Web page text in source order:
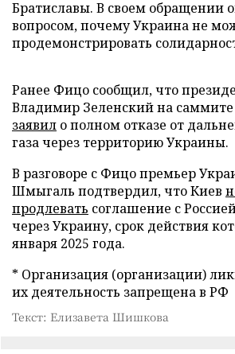
Братиславы. В своем обращении
вопросом, почему Украина не
продемонстрировать
Ранее Фицо сообщил, что
Владимир Зеленский на саммите
заявил о полном отказе от
газа через территорию Украины.
В разговоре с Фицо премьер
Шмыгаль подтвердил, что Киев
продлевать соглашение с
через Украину, срок действия
января 2025 года.
* Организация (организации)
их деятельность запрещена в РФ
Текст: Елизавета Шишкова